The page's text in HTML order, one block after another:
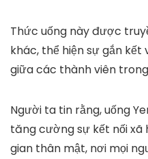
Thức uống này được
khác, thể hiện sự gắn
giữa các thành viên
Người ta tin rằng, uống
tăng cường sự kết nối xã
gian thân mật, nơi mọi